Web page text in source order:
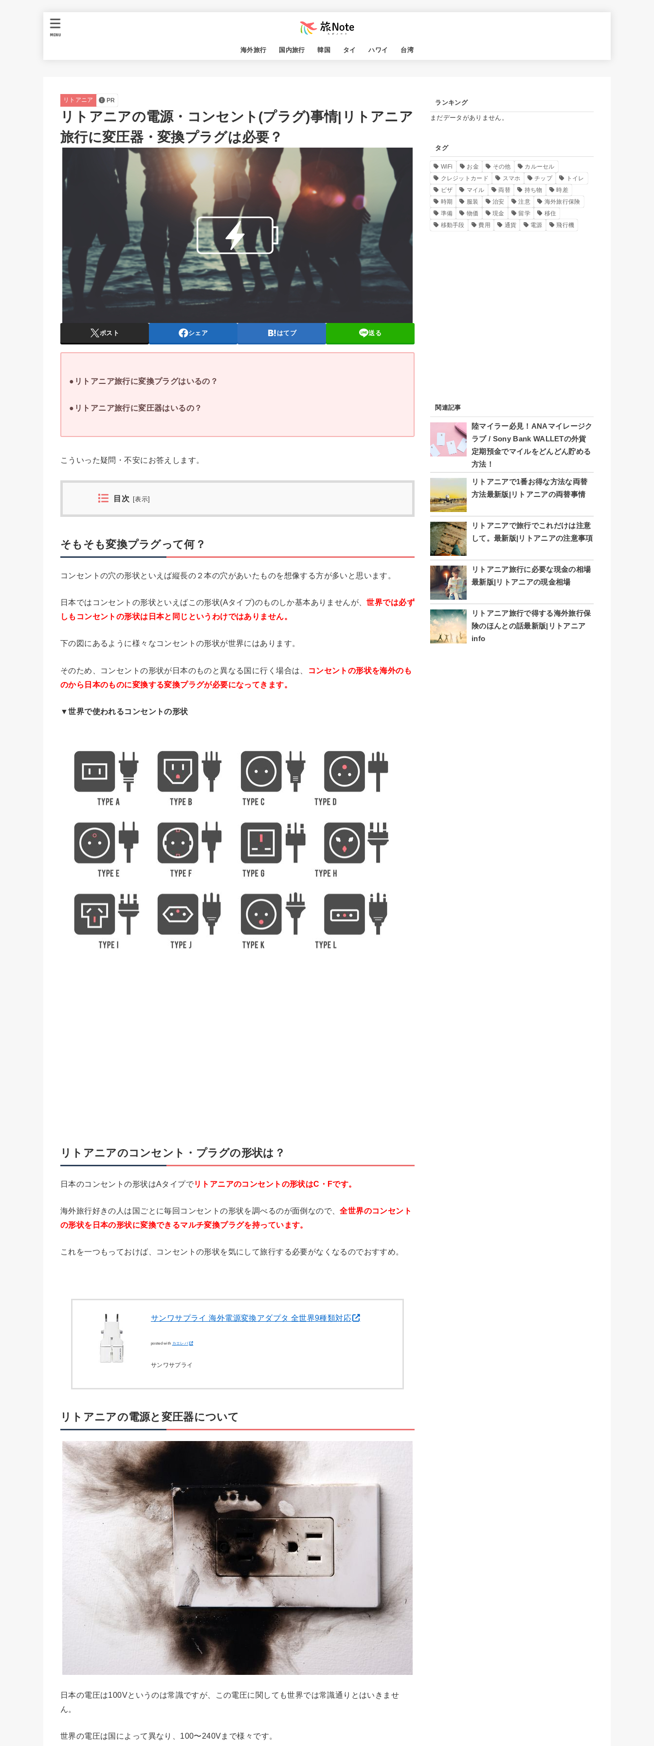
海外旅行 国内旅行 韓国 タイ ハワイ 台湾
MENU
リトアニア PR
リトアニアの電源・コンセント(プラグ)事情|リトアニア
旅行に変圧器・変換プラグは必要？
ポスト シェア はてブ 送る
●リトアニア旅行に変換プラグはいるの？
●リトアニア旅行に変圧器はいるの？
こういった疑問・不安にお答えします。
目次 [表示]
そもそも変換プラグって何？
コンセントの穴の形状といえば縦長の２本の穴があいたものを想像する方が多いと思います。
日本ではコンセントの形状といえばこの形状(Aタイプ)のものしか基本ありませんが、世界では必ず
しもコンセントの形状は日本と同じというわけではありません。
下の図にあるように様々なコンセントの形状が世界にはあります。
そのため、コンセントの形状が日本のものと異なる国に行く場合は、
コンセントの形状を海外のも
のから日本のものに変換する変換プラグが必要になってきます。
▼世界で使われるコンセントの形状
リトアニアのコンセント・プラグの形状は？
日本のコンセントの形状はAタイプでリトアニアのコンセントの形状はC・Fです。
海外旅行好きの人は国ごとに毎回コンセントの形状を調べるのが面倒なので、全世界のコンセント
の形状を日本の形状に変換できるマルチ変換プラグを持っています。
これを一つもっておけば、コンセントの形状を気にして旅行する必要がなくなるのでおすすめ。
サンワサプライ 海外電源変換アダプタ 全世界9種類対応
posted with カエレバ
サンワサプライ
リトアニアの電源と変圧器について
日本の電圧は100Vというのは常識ですが、この電圧に関しても世界では常識通りとはいきませ
ん。
世界の電圧は国によって異なり、100〜240Vまで様々です。
ランキング
まだデータがありません。
タグ
WiFi お金 その他
カルーセル
クレジットカード
スマホ チップ
トイレ
ビザ
マイル 両替 持ち物
時差
時期
服装 治安 注意
海外旅行保険
準備
物価 現金 留学
移住
移動手段
費用 通貨 電源 飛行機
関連記事
陸マイラー必見！ANAマイレージク
ラブ / Sony Bank WALLETの外貨
定期預金でマイルをどんどん貯める
方法！
リトアニアで1番お得な方法な両替
方法最新版|リトアニアの両替事情
リトアニアで旅行でこれだけは注意
して。最新版|リトアニアの注意事項
リトアニア旅行に必要な現金の相場
最新版|リトアニアの現金相場
リトアニア旅行で得する海外旅行保
険のほんとの話最新版|リトアニア
info